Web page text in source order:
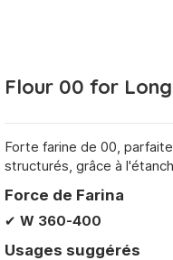
Flour 00 for
Forte farine de 00,
structurés, grâce à
Force de Farina
✔ W 360-400
Usages suggérés